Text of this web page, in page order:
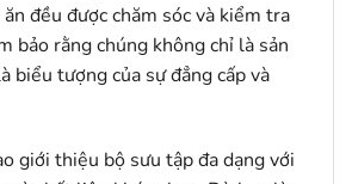
đều được chăm sóc và kiểm tra
bảo rằng chúng không chỉ là sản
biểu tượng của sự đẳng cấp và
giới thiệu bộ sưu tập đa dạng với